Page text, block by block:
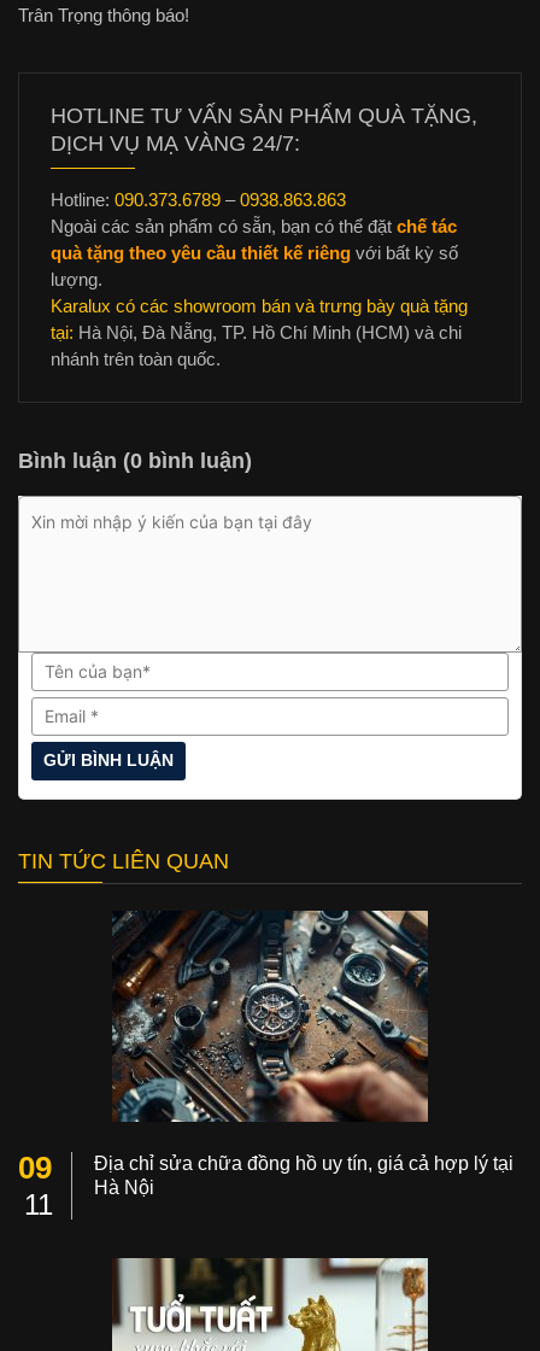
Trân Trọng thông báo!
HOTLINE TƯ VẤN SẢN PHẨM QUÀ TẶNG,
DỊCH VỤ MẠ VÀNG 24/7:
Hotline: 090.373.6789 –0938.863.863
Ngoài các sản phẩm có sẵn, bạn có thể đặt chế tác
quà tặng theo yêu cầu thiết kế riêng với bất kỳ số
lượng.
Karalux có các showroom bán và trưng bày quà tặng
tại: Hà Nội, Đà Nẵng, TP. Hồ Chí Minh (HCM) và chi
nhánh trên toàn quốc.
Bình luận (0 bình luận)
TIN TỨC LIÊN QUAN
09
11
Địa chỉ sửa chữa đồng hồ uy tín, giá cả hợp lý tại
Hà Nội